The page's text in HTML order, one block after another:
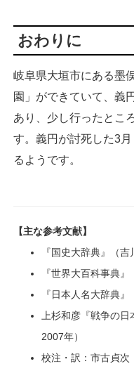
おわりに
岐阜県大垣市にある墨
園」ができていて、義
あり、少し行ったとこ
す。義円が討死した3
るようです。
【主な参考文献】
『国史大辞典』（吉
『世界大百科事典』
『日本人名大辞典』
上杉和彦『戦争の日
2007年）
校注・訳：市古貞次